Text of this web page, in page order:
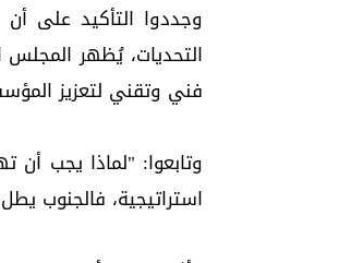
وجددوا التأكيد على أن
التحديات، يُظهر
فني وتقني لتعزيز
وتابعوا: "لماذا يجب أن
استراتيجية، فالجنوب